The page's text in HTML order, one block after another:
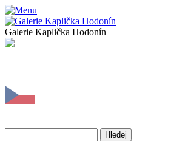
Galerie Kaplička Hodonín